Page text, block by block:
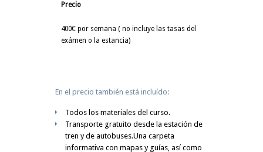
Precio
400€ por semana ( no incluye las tasas del
exámen o la estancia)
En el precio también está incluído:
Todos los materiales del curso.
Transporte gratuito desde la estación de
tren y de autobuses.Una carpeta
informativa con mapas y guías, así como